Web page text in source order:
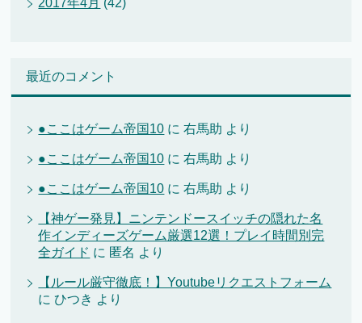
2017年4月 (42)
最近のコメント
●ここはゲーム帝国10 に右馬助 より
●ここはゲーム帝国10 に右馬助 より
●ここはゲーム帝国10 に右馬助 より
【神ゲー発見】ニンテンドースイッチの隠れた名
作インディーズゲーム厳選12選！プレイ時間別完
全ガイド に 匿名 より
【ルール厳守徹底！】Youtubeリクエストフォーム
にひつき より